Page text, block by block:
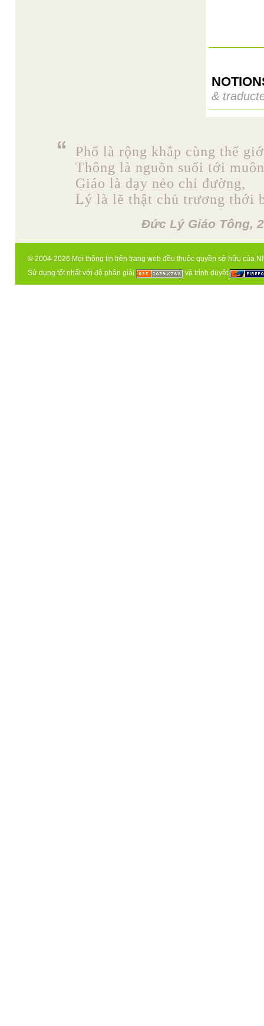
&
Phổ là rộng khắp cùng thế
Thông là nguồn suối tới
Giáo là dạy nẻo chỉ đường,
Lý là lẽ thật chủ trương thới
Đức Lý Giáo Tông,
© 2004-2026 Mọi thông tin trên trang web đều thuộc quyền sở hữu của
Sử dụng tốt nhất với độ phân giải
và trình duyệt